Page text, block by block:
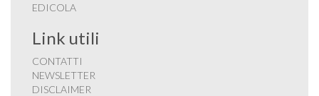
EDICOLA
Link utili
CONTATTI
NEWSLETTER
DISCLAIMER